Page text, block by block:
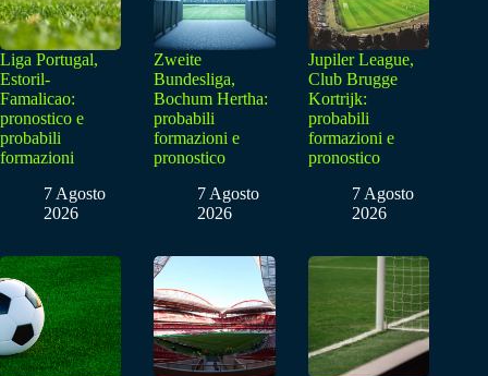
Liga Portugal,
Estoril-
Famalicao:
pronostico e
probabili
formazioni
7 Agosto
2026
Zweite
Bundesliga,
Bochum Hertha:
probabili
formazioni e
pronostico
7 Agosto
2026
Jupiler League,
Club Brugge
Kortrijk:
probabili
formazioni e
pronostico
7 Agosto
2026